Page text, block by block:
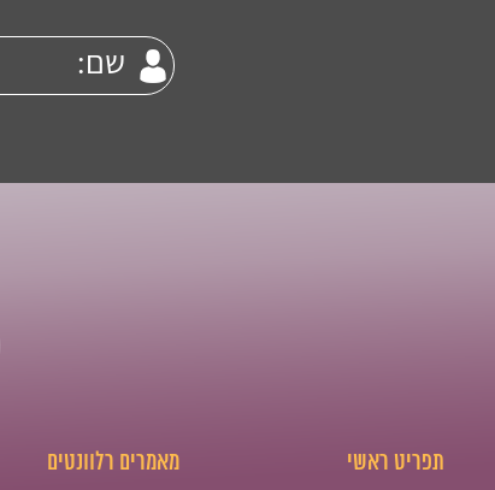
תפריט ראשי מאמרים רלוונטים